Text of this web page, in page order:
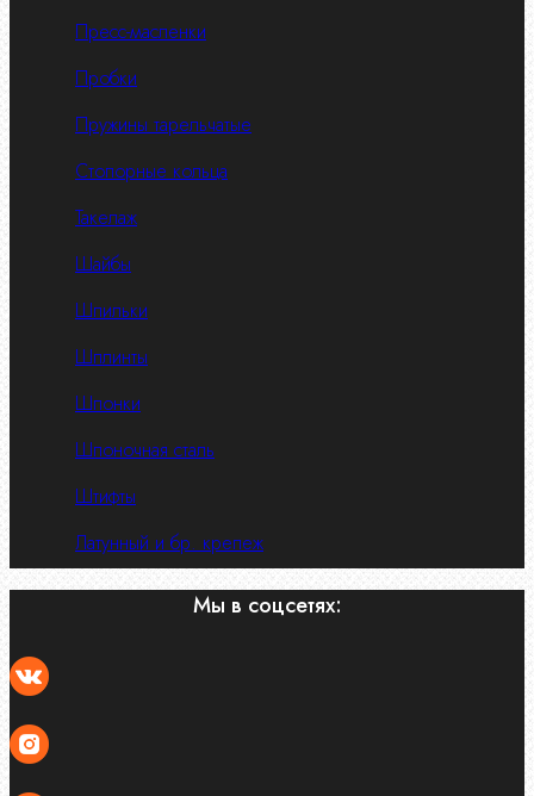
Пресс-масленки
Пробки
Пружины тарельчатые
Стопорные кольца
Такелаж
Шайбы
Шпильки
Шплинты
Шпонки
Шпоночная сталь
Штифты
Латунный и бр. крепеж
Мы в соцсетях: